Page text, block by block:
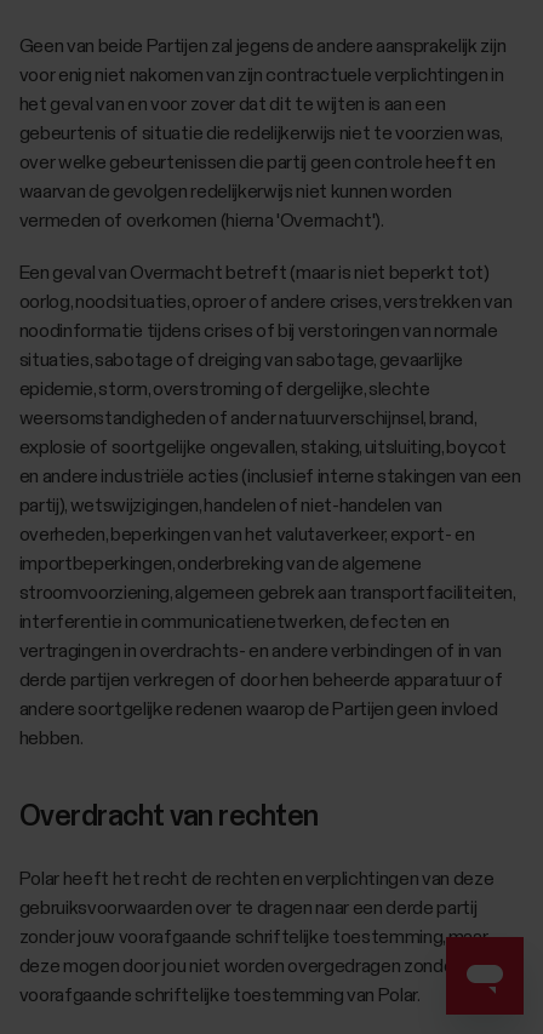
Geen van beide Partijen zal jegens de andere aansprakelijk zijn
voor enig niet nakomen van zijn contractuele verplichtingen in
het geval van en voor zover dat dit te wijten is aan een
gebeurtenis of situatie die redelijkerwijs niet te voorzien was,
over welke gebeurtenissen die partij geen controle heeft en
waarvan de gevolgen redelijkerwijs niet kunnen worden
vermeden of overkomen (hierna 'Overmacht').
Een geval van Overmacht betreft (maar is niet beperkt tot)
oorlog, noodsituaties, oproer of andere crises, verstrekken van
noodinformatie tijdens crises of bij verstoringen van normale
situaties, sabotage of dreiging van sabotage, gevaarlijke
epidemie, storm, overstroming of dergelijke, slechte
weersomstandigheden of ander natuurverschijnsel, brand,
explosie of soortgelijke ongevallen, staking, uitsluiting, boycot
en andere industriële acties (inclusief interne stakingen van een
partij), wetswijzigingen, handelen of niet-handelen van
overheden, beperkingen van het valutaverkeer, export- en
importbeperkingen, onderbreking van de algemene
stroomvoorziening, algemeen gebrek aan transportfaciliteiten,
interferentie in communicatienetwerken, defecten en
vertragingen in overdrachts- en andere verbindingen of in van
derde partijen verkregen of door hen beheerde apparatuur of
andere soortgelijke redenen waarop de Partijen geen invloed
hebben.
Overdracht van rechten
Polar heeft het recht de rechten en verplichtingen van deze
gebruiksvoorwaarden over te dragen naar een derde partij
zonder jouw voorafgaande schriftelijke toestemming, maar
deze mogen door jou niet worden overgedragen zonder de
voorafgaande schriftelijke toestemming van Polar.